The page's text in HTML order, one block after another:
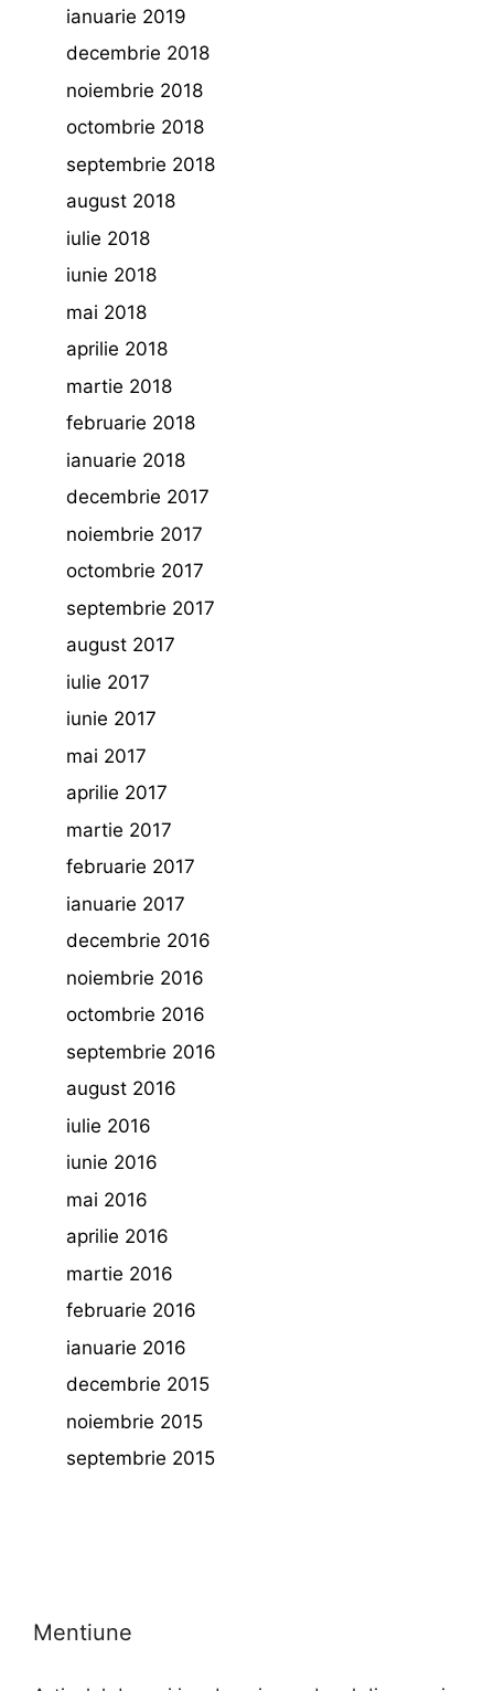
ianuarie 2019
decembrie 2018
noiembrie 2018
octombrie 2018
septembrie 2018
august 2018
iulie 2018
iunie 2018
mai 2018
aprilie 2018
martie 2018
februarie 2018
ianuarie 2018
decembrie 2017
noiembrie 2017
octombrie 2017
septembrie 2017
august 2017
iulie 2017
iunie 2017
mai 2017
aprilie 2017
martie 2017
februarie 2017
ianuarie 2017
decembrie 2016
noiembrie 2016
octombrie 2016
septembrie 2016
august 2016
iulie 2016
iunie 2016
mai 2016
aprilie 2016
martie 2016
februarie 2016
ianuarie 2016
decembrie 2015
noiembrie 2015
septembrie 2015
Mentiune